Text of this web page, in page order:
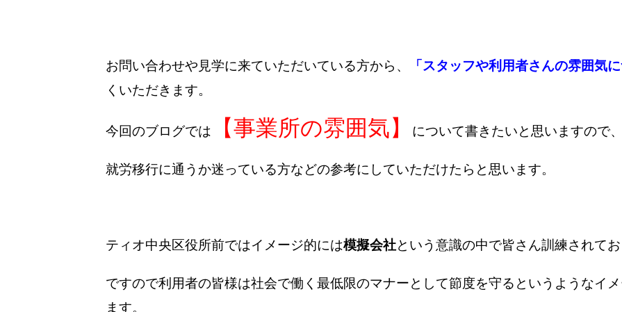
お問い合わせや見学に来ていただいている方から、 「スタッフや利用者さんの雰囲気
くいただきます。
今回のブログでは 【事業所の雰囲気】 について書きたいと思いますので、
就労移行に通うか迷っている方などの参考にしていただけたらと思います。
ティオ中央区役所前ではイメージ的には模擬会社という意識の中で皆さん訓練されてお
ですので利用者の皆様は社会で働く最低限のマナーとして節度を守るというようなイ
ます。